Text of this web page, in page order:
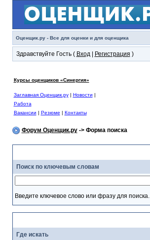
Оценщик.ру - Все для оценки и для оценщика
Здравствуйте Гость ( Вход| Регистрация )
Курсы оценщиков «Синергия»
Заглавная Оценщик.ру| Новости |
Работа
Вакансии | Резюме | Контакты
Форум Оценщик.ру-> Форма поиска
Поиск по ключевым словам
Введите ключевое слово или фразу для поиска.
Где искать